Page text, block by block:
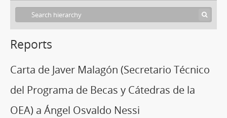
Reports
Carta de Javer Malagón (Secretario Técnico
del Programa de Becas y Cátedras de la
OEA) a Ángel Osvaldo Nessi